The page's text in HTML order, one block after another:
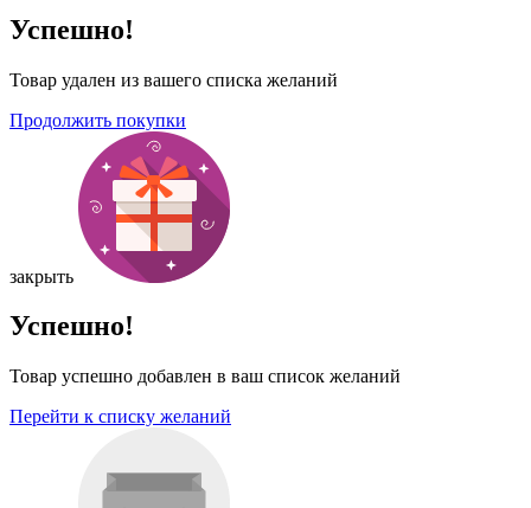
Успешно!
Товар удален из вашего списка желаний
Продолжить покупки
закрыть
Успешно!
Товар успешно добавлен в ваш список желаний
Перейти к списку желаний